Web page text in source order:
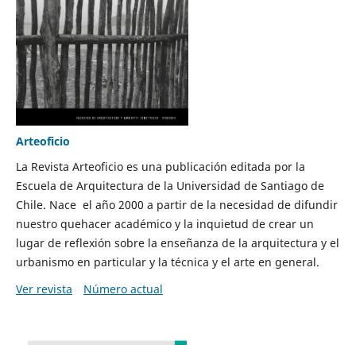
Arteoficio
La Revista Arteoficio es una publicación editada por la
Escuela de Arquitectura de la Universidad de Santiago de
Chile. Nace el año 2000 a partir de la necesidad de difundir
nuestro quehacer académico y la inquietud de crear un
lugar de reflexión sobre la enseñanza de la arquitectura y el
urbanismo en particular y la técnica y el arte en general.
Ver revista
Número actual